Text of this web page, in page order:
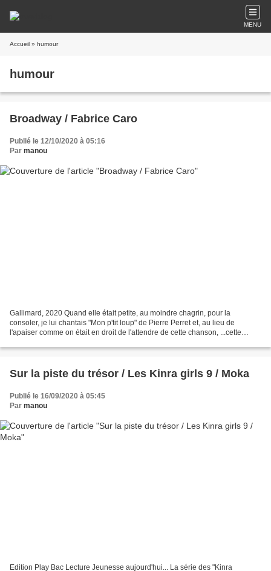
MENU
Accueil » humour
humour
Broadway / Fabrice Caro
Publié le 12/10/2020 à 05:16
Par manou
Gallimard, 2020 Quand elle était petite, au moindre chagrin, pour la
consoler, je lui chantais "Mon p'tit loup" de Pierre Perret et, au lieu de
l'apaiser comme on était en droit de l'attendre de cette chanson, ...cette
Sur la piste du trésor / Les Kinra girls 9 / Moka
Publié le 16/09/2020 à 05:45
Par manou
Edition Play Bac Lecture Jeunesse aujourd'hui... La série des "Kinra